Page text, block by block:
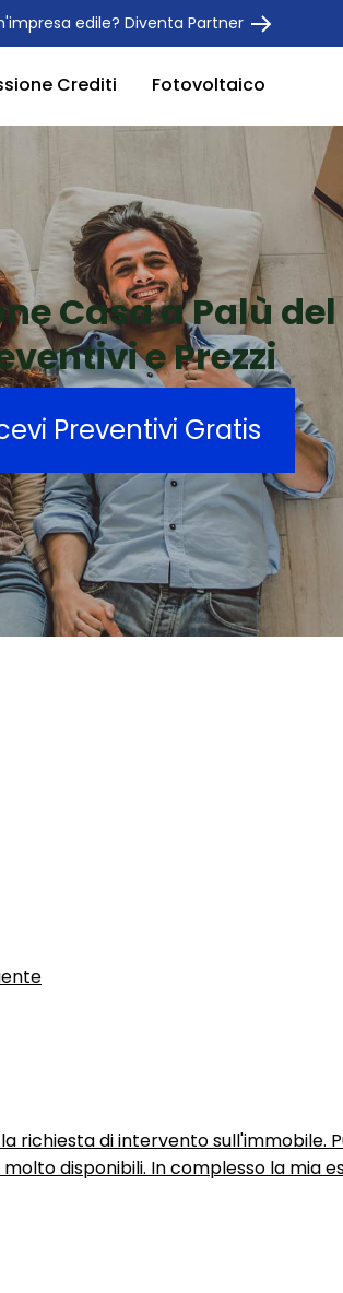
edile? Diventa Partner
Crediti Fotovoltaico
Casa a Palù
e Prezzi
Preventivi Gratis
richiesta di intervento
disponibili. In complesso la mia